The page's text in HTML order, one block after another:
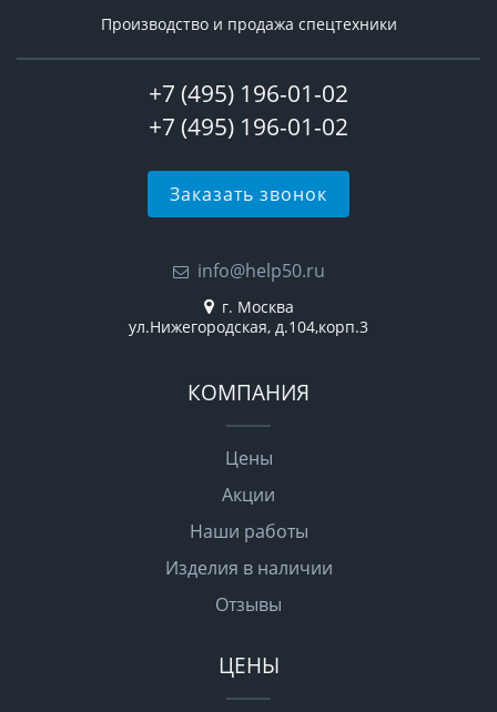
Производство и продажа спецтехники
+7 (495) 196-01-02
+7 (495) 196-01-02
Заказать звонок
info@help50.ru
г. Москва
ул.Нижегородская, д.104,корп.3
КОМПАНИЯ
Цены
Акции
Наши работы
Изделия в наличии
Отзывы
ЦЕНЫ